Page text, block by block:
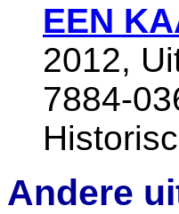
EEN
2012,
7884-
Andere